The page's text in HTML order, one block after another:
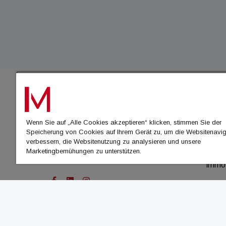
Wenn Sie auf „Alle Cookies akzeptieren“ klicken, stimmen Sie der
Speicherung von Cookies auf Ihrem Gerät zu, um die
verbessern, die Websitenutzung zu analysieren und unsere
Marketingbemühungen zu unterstützen.